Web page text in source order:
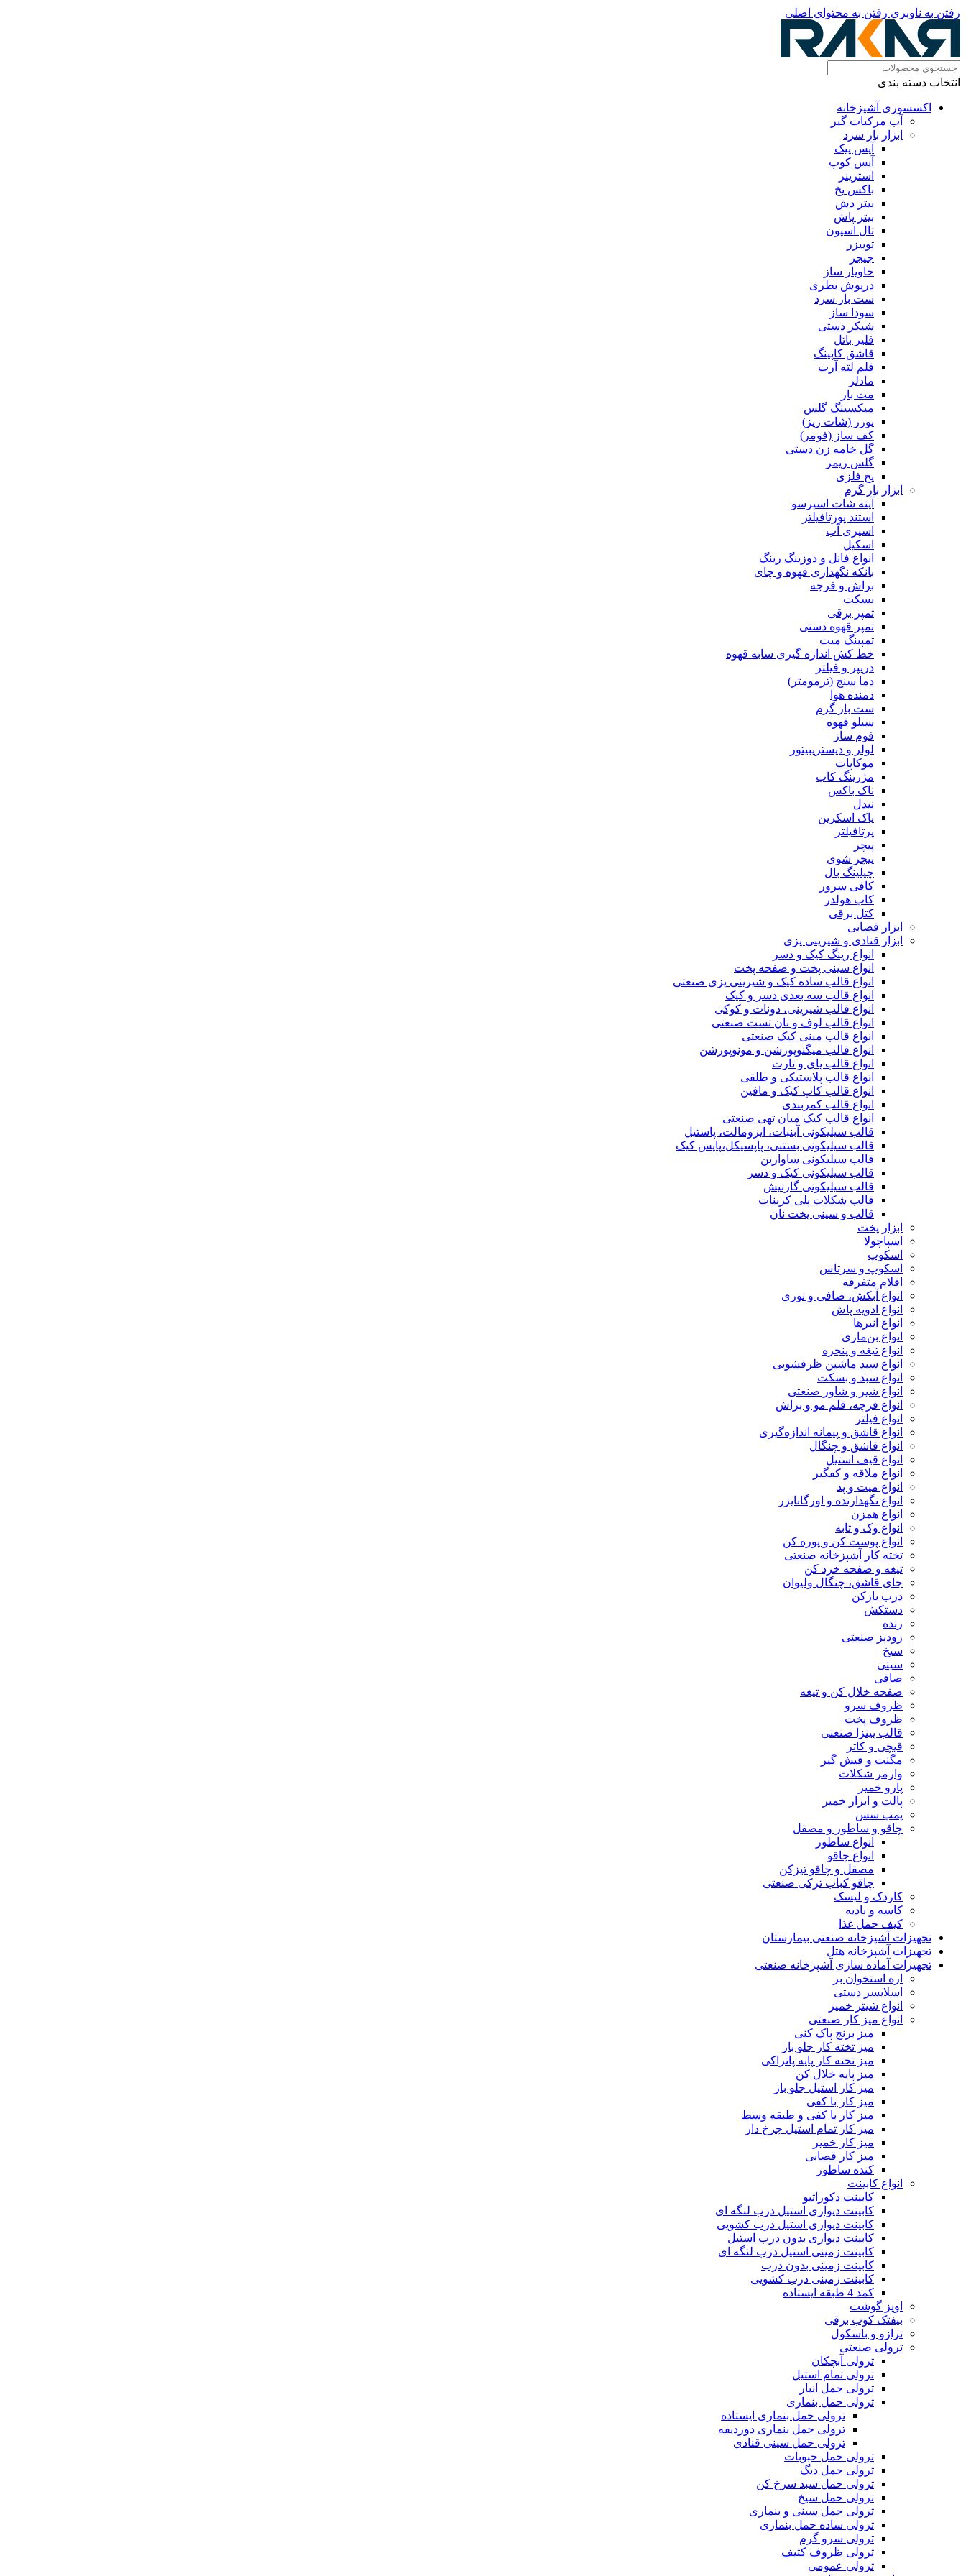
رفتن به ناوبری رفتن به محتوای اصلی
انتخاب دسته بندی
اکسسوری آشپزخانه
آب مرکبات گیر
ابزار بار سرد
آیس پیک
آیس کوپ
استرینر
باکس یخ
بیتر دش
بیتر پاش
تال اسپون
توییزر
جیجر
خاویار ساز
درپوش بطری
ست بار سرد
سودا ساز
شیکر دستی
فلیر باتل
قاشق کاپینگ
قلم لته آرت
مادلر
مت بار
میکسینگ گلس
پورر (شات ریز)
کف ساز (فومر)
گل خامه زن دستی
گلس ریمر
یخ فلزی
ابزار بار گرم
آینه شات اسپرسو
استند پورتافیلتر
اسپری آب
اسکیل
انواع فانل و دوزینگ رینگ
بانکه نگهداری قهوه و چای
براش و فرچه
بسکت
تمپر برقی
تمپر قهوه دستی
تمپینگ میت
خط کش اندازه گیری سابه قهوه
دریپر و فیلتر
دما سنج (ترمومتر)
دمنده هوا
ست بار گرم
سیلو قهوه
فوم ساز
لولر و دیستریبیتور
موکاپات
مژرینگ کاپ
ناک باکس
نیدل
پاک اسکرین
پرتافیلتر
پیچر
پیچر شوی
چیلینگ بال
کافی سرور
کاپ هولدر
کتل برقی
ابزار قصابی
ابزار قنادی و شیرینی پزی
انواع رینگ کیک و دسر
انواع سینی پخت و صفحه پخت
انواع قالب ساده کیک و شیرینی‌ پزی صنعتی
انواع قالب سه بعدی دسر و کیک
انواع قالب شیرینی، دونات و کوکی
انواع قالب لوف و نان تست صنعتی
انواع قالب مینی کیک صنعتی
انواع قالب میگنوپورشن و مونوپورشن
انواع قالب پای و تارت
انواع قالب پلاستیکی و طلقی
انواع قالب کاپ کیک و مافین
انواع قالب کمربندی
انواع قالب کیک میان تهی صنعتی
قالب سیلیکونی آبنبات، ایزومالت، پاستیل
قالب سیلیکونی بستنی، پاپسیکل،پاپس کیک
قالب سیلیکونی ساوارین
قالب سیلیکونی کیک و دسر
قالب سیلیکونی گارنیش
قالب شکلات پلی کربنات
قالب و سینی پخت نان
ابزار پخت
اسپاچولا
اسکوپ
اسکوپ و سرتاس
اقلام متفرقه
انواع آبکش، صافی و توری
انواع ادویه پاش
انواع انبرها
انواع بن‌ماری
انواع تیغه و پنجره
انواع سبد ماشین ظرفشویی
انواع سبد و بسکت
انواع شیر و شاور صنعتی
انواع فرچه، قلم مو و براش
انواع فیلتر
انواع قاشق و پیمانه اندازه‌گیری
انواع قاشق و چنگال
انواع قیف استیل
انواع ملاقه و کفگیر
انواع میت و پد
انواع نگهدارنده و اورگانایزر
انواع همزن
انواع وک و تابه
انواع پوست کن و پوره کن
تخته کار آشپزخانه صنعتی
تیغه و صفحه خرد کن
جای قاشق، چنگال ولیوان
درب بازکن
دستکش
رنده
زودپز صنعتی
سیخ
سینی
صافی
صفحه خلال کن و تیغه
ظروف سرو
ظروف پخت
قالب پیتزا صنعتی
قیچی و کاتر
مگنت و فیش گیر
وارمر شکلات
پارو خمیر
پالت و ابزار خمیر
پمپ سس
چاقو و ساطور و مصقل
انواع ساطور
انواع چاقو
مصقل و چاقو تیزکن
چاقو کباب ترکی صنعتی
کاردک و لیسک
کاسه و بادیه
کیف حمل غذا
تجهیزات آشپزخانه صنعتی بیمارستان
تجهیزات آشپزخانه هتل
تجهیزات آماده سازی آشپزخانه صنعتی
اره استخوان بر
اسلایسر دستی
انواع شیتر خمیر
انواع میز کار صنعتی
میز برنج پاک کنی
میز تخته کار جلو باز
میز تخته کار پایه پاتراکی
میز پایه خلال کن
میز کار استیل جلو باز
میز کار با کفی
میز کار با کفی و طبقه وسط
میز کار تمام استیل چرخ دار
میز کار خمیر
میز کار قصابی
کنده ساطور
انواع کابینت
کابینت دکوراتیو
کابینت دیواری استیل درب لنگه ای
کابینت دیواری استیل درب کشویی
کابینت دیواری بدون درب استیل
کابینت زمینی استیل درب لنگه ای
کابینت زمینی بدون درب
کابینت زمینی درب کشویی
کمد 4 طبقه ایستاده
اویز گوشت
بیفتک کوب برقی
ترازو و باسکول
ترولی صنعتی
ترولی آبچکان
ترولی تمام استیل
ترولی حمل انبار
ترولی حمل بنماری
ترولی حمل بنماری ایستاده
ترولی حمل بنماری دوردیفه
ترولی حمل سینی قنادی
ترولی حمل حبوبات
ترولی حمل دیگ
ترولی حمل سبد سرخ کن
ترولی حمل سیخ
ترولی حمل سینی و بنماری
ترولی ساده حمل بنماری
ترولی سرو گرم
ترولی ظروف کثیف
ترولی عمومی